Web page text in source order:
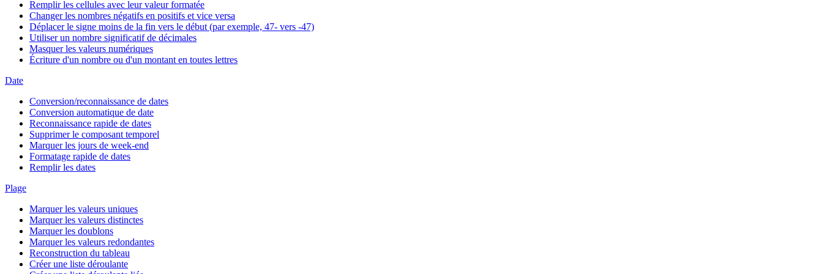
Remplir les cellules avec leur valeur formatée
Changer les nombres négatifs en positifs et vice versa
Déplacer le signe moins de la fin vers le début (par exemple, 47- vers -47)
Utiliser un nombre significatif de décimales
Masquer les valeurs numériques
Écriture d'un nombre ou d'un montant en toutes lettres
Date
Conversion/reconnaissance de dates
Conversion automatique de date
Reconnaissance rapide de dates
Supprimer le composant temporel
Marquer les jours de week-end
Formatage rapide de dates
Remplir les dates
Plage
Marquer les valeurs uniques
Marquer les valeurs distinctes
Marquer les doublons
Marquer les valeurs redondantes
Reconstruction du tableau
Créer une liste déroulante